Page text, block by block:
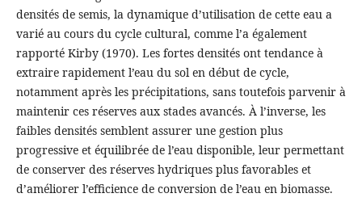
densités de semis, la dynamique d’utilisation de cette eau a
varié au cours du cycle cultural, comme l’a également
rapporté Kirby (1970). Les fortes densités ont tendance à
extraire rapidement l’eau du sol en début de cycle,
notamment après les précipitations, sans toutefois parvenir à
maintenir ces réserves aux stades avancés. À l’inverse, les
faibles densités semblent assurer une gestion plus
progressive et équilibrée de l’eau disponible, leur permettant
de conserver des réserves hydriques plus favorables et
d’améliorer l’efficience de conversion de l’eau en biomasse.